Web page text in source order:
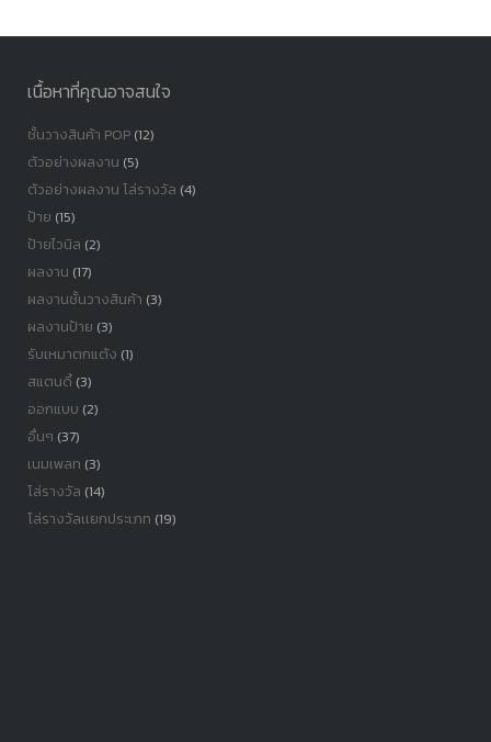
เนื้อหาที่คุณอาจสนใจ
ชั้นวางสินค้า POP(12)
ตัวอย่างผลงาน (5)
ตัวอย่างผลงาน โล่รางวัล (4)
ป้าย (15)
ป้ายไวนิล (2)
ผลงาน (17)
ผลงานชั้นวางสินค้า (3)
ผลงานป้าย (3)
รับเหมาตกแต้ง (1)
สแตนดี้(3)
ออกแบบ (2)
อื่นๆ (37)
เนมเพลท (3)
โล่รางวัล (14)
โล่รางวัลเเยกประเภท (19)